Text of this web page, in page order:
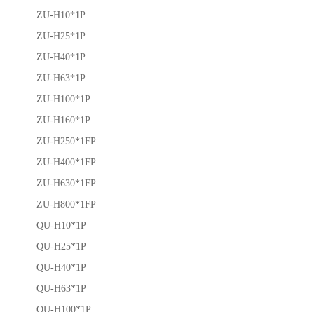
ZU-H10*1P
ZU-H25*1P
ZU-H40*1P
ZU-H63*1P
ZU-H100*1P
ZU-H160*1P
ZU-H250*1FP
ZU-H400*1FP
ZU-H630*1FP
ZU-H800*1FP
QU-H10*1P
QU-H25*1P
QU-H40*1P
QU-H63*1P
QU-H100*1P